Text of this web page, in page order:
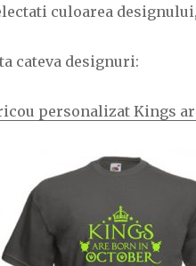
culoarea
cateva designuri:
personalizat Kings